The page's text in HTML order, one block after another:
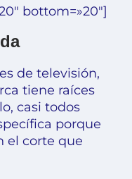
bottom=»20″]
de televisión,
tiene raíces
casi todos
porque
el corte que